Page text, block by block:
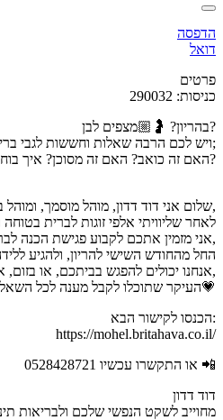
הדפסה
דואל
פרטים
כניסות: 290032
בהריון? 🤰🏼מצפים לבן?
ויש לכם הרבה שאלות וחששות לגבי ברית המילה;
האם זה כואב? האם זה מסוכן? איך בוחרים מוהל? על מה צריך להקפיד?
שלום אני דוד דדון, מוהל מוסמך, ומוהל במשרד הבטחון במילואים,
לאחר שליוויתי אלפי זוגות לברית בטוחה
אני מזמין אתכם לקבוע פגישת הכנה לברית,
החל מהחודש השישי להריון, ולהגיע
אנחנו יכולים להפגש בביתכם, או בזום, או בשיחה טלפונית,
העיקר שתוכלו לקבל מענה לכל השאלות ולהגיע לברית בלב שקט💗
הכנסו לקישור הבא:
https://mohel.britahava.co.il/
או התקשרו עכשיו 0528428721 📲
דוד דדון
מחוייב לשקט הנפשי שלכם ולבריאות